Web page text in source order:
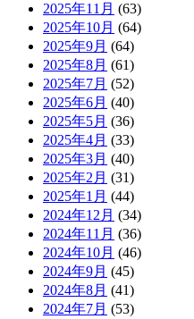
2025年11月 (63)
2025年10月 (64)
2025年9月 (64)
2025年8月 (61)
2025年7月 (52)
2025年6月 (40)
2025年5月 (36)
2025年4月 (33)
2025年3月 (40)
2025年2月 (31)
2025年1月 (44)
2024年12月 (34)
2024年11月 (36)
2024年10月 (46)
2024年9月 (45)
2024年8月 (41)
2024年7月 (53)